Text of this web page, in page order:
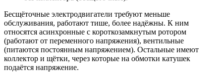
Бесщёточные электродвигатели требуют меньше
обслуживания, работают тише, более надёжны. К ним
относятся асинхронные с короткозамкнутым ротором
(работают от переменного напряжения), вентильные
(питаются постоянным напряжением). Остальные имеют
коллектор и щётки, через которые на обмотки катушек
подаётся напряжение.